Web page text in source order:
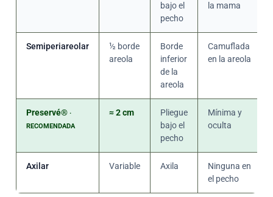
bajo el
pecho
la mama
Semiperiareolar
½ borde
areola
Borde
inferior
de la
areola
Camuflada
en la areola
Preservé® ·
RECOMENDADA
≈ 2 cm
Pliegue
bajo el
pecho
Mínima y
oculta
Axilar Variable Axila
Ninguna en
el pecho